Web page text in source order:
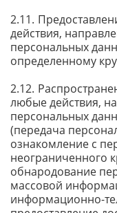
действия,
персональных
определенному
любые действия,
персональных
(передача
ознакомление с
неограниченного
обнародование
массовой
информационно-